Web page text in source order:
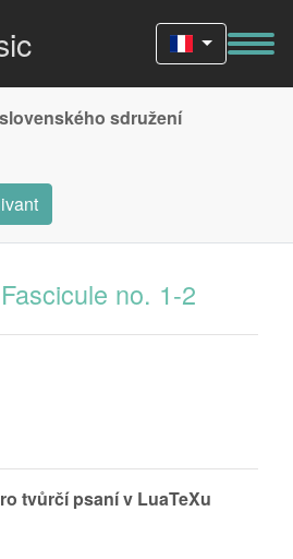
sdružení
Fascicule no. 1-2
tvůrčí psaní v LuaTeXu